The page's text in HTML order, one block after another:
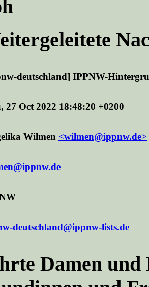
deutschland] IPPNW-
27 Oct 2022 18:48:20 +0200
Wilmen <wilmen@ippnw.de>
deutschland@ippnw-lists.de
Damen